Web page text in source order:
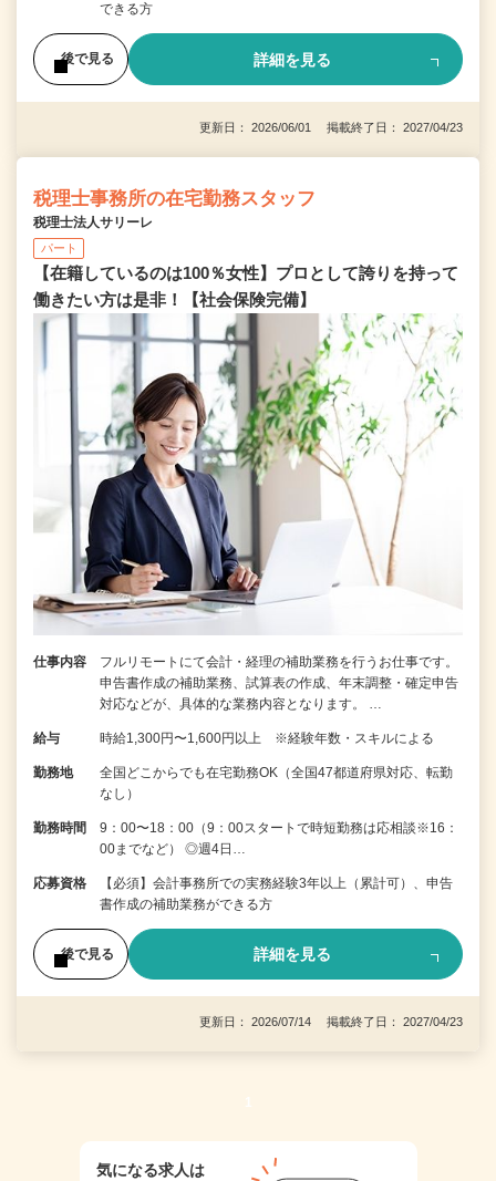
できる方
後で見る 詳細を見る
更新日： 2026/06/01 掲載終了日： 2027/04/23
税理士事務所の在宅勤務スタッフ
税理士法人サリーレ
パート
【在籍しているのは100％女性】プロとして誇りを持って
働きたい方は是非！【社会保険完備】
仕事内容
フルリモートにて会計・経理の補助業務を行うお仕事です。
申告書作成の補助業務、試算表の作成、年末調整・確定申告
対応などが、具体的な業務内容となります。 …
給与 時給1,300円〜1,600円以上 ※経験年数・スキルによる
勤務地
全国どこからでも在宅勤務OK（全国47都道府県対応、転勤
なし）
勤務時間
9：00〜18：00（9：00スタートで時短勤務は応相談※16：
00までなど） ◎週4日…
応募資格
【必須】会計事務所での実務経験3年以上（累計可）、申告
書作成の補助業務ができる方
後で見る 詳細を見る
更新日： 2026/07/14 掲載終了日： 2027/04/23
1
気になる求人は